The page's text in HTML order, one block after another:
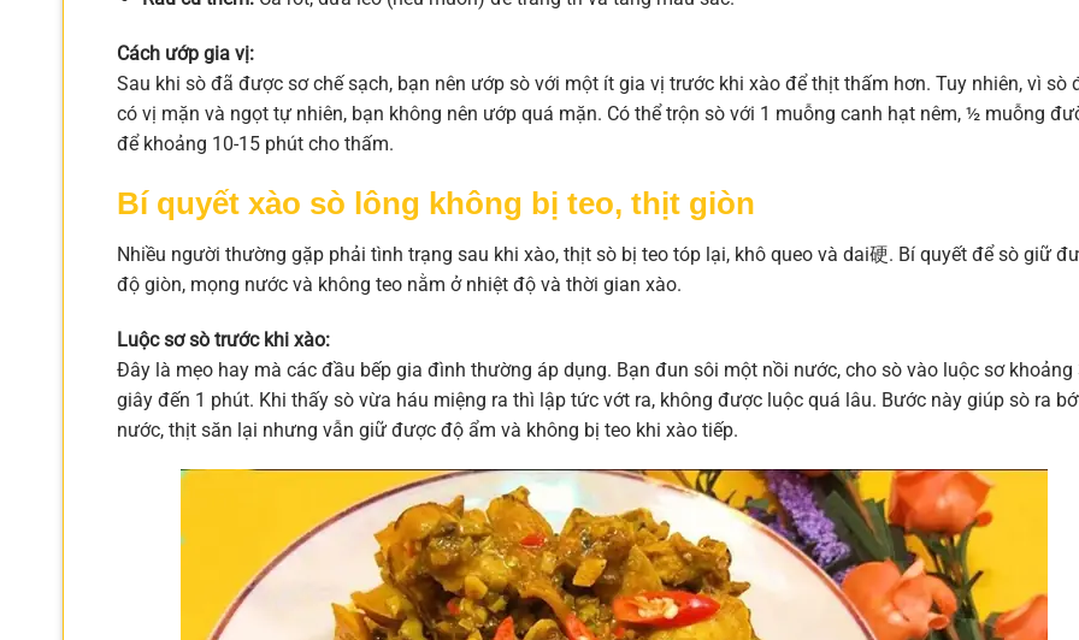
Cách ướp gia vị:
Sau khi sò đã được sơ chế sạch, bạn nên ướp sò với một ít gia vị trước khi xào để thịt thấm hơn. Tuy nhiên, vì sò
có vị mặn và ngọt tự nhiên, bạn không nên ướp quá mặn. Có thể trộn sò với 1 muỗng canh hạt nêm, ½ muỗng
để khoảng 10-15 phút cho thấm.
Bí quyết xào sò lông không bị teo, thịt giòn
Nhiều người thường gặp phải tình trạng sau khi xào, thịt sò bị teo tóp lại, khô queo và dai硬. Bí quyết để sò giữ
độ giòn, mọng nước và không teo nằm ở nhiệt độ và thời gian xào.
Luộc sơ sò trước khi xào:
Đây là mẹo hay mà các đầu bếp gia đình thường áp dụng. Bạn đun sôi một nồi nước, cho sò vào luộc sơ khoảng
giây đến 1 phút. Khi thấy sò vừa háu miệng ra thì lập tức vớt ra, không được luộc quá lâu. Bước này giúp sò ra
nước, thịt săn lại nhưng vẫn giữ được độ ẩm và không bị teo khi xào tiếp.